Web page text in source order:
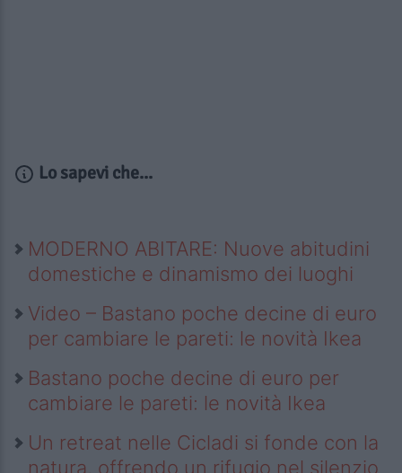
Lo sapevi che...
MODERNO ABITARE: Nuove abitudini
domestiche e dinamismo dei luoghi
Video – Bastano poche decine di euro
per cambiare le pareti: le novità Ikea
Bastano poche decine di euro per
cambiare le pareti: le novità Ikea
Un retreat nelle Cicladi si fonde con la
natura, offrendo un rifugio nel silenzio